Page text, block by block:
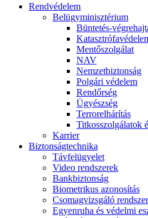
Rendvédelem
Belügyminisztérium
Büntetés-
Mentőszolgálat
NAV
Nemzetbiztonság
Polgári védelem
Rendőrség
Ügyészség
Terrorelhárítás
Titkosszolgálatok
Karrier
Biztonságtechnika
Távfelügyelet
Video rendszerek
Bankbiztonság
Biometrikus azonosítás
Csomagvizsgáló
Egyenruha és védelmi